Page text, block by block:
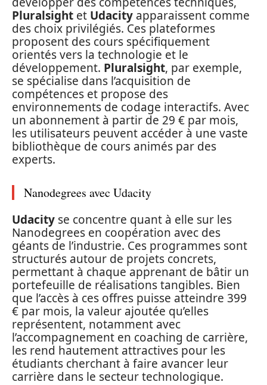
Pluralsight et Udacity apparaissent comme
des choix privilégiés. Ces plateformes
proposent des cours spécifiquement
orientés vers la technologie et le
développement. Pluralsight, par exemple,
se spécialise dans l’acquisition de
compétences et propose des
environnements de codage interactifs. Avec
un abonnement à partir de 29 € par mois,
les utilisateurs peuvent accéder à une vaste
bibliothèque de cours animés par des
experts.
Nanodegrees avec Udacity
Udacity se concentre quant à elle sur les
Nanodegrees en coopération avec des
géants de l’industrie. Ces programmes sont
structurés autour de projets concrets,
permettant à chaque apprenant de bâtir un
portefeuille de réalisations tangibles. Bien
que l’accès à ces offres puisse atteindre 399
€ par mois, la valeur ajoutée qu’elles
représentent, notamment avec
l’accompagnement en coaching de carrière,
les rend hautement attractives pour les
étudiants cherchant à faire avancer leur
carrière dans le secteur technologique.